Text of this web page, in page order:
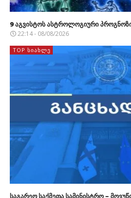
9 აგვისტოს ასტროლოგიური
22:14 - 08/08/2026
TOP ᲡᲘᲐᲮᲚᲔ
საგარეო საქმეთა სამინისტრო –